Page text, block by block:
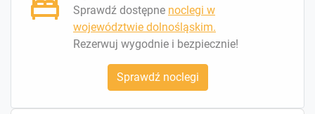
Sprawdź dostępne noclegi w
województwie dolnośląskim.
Rezerwuj wygodnie i bezpiecznie!
Sprawdź noclegi